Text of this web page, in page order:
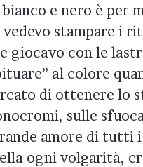
e nero è per
vedevo stampare i
giocavo con le
al colore
di ottenere lo
sulle
amore di tutti
ogni volgarità,